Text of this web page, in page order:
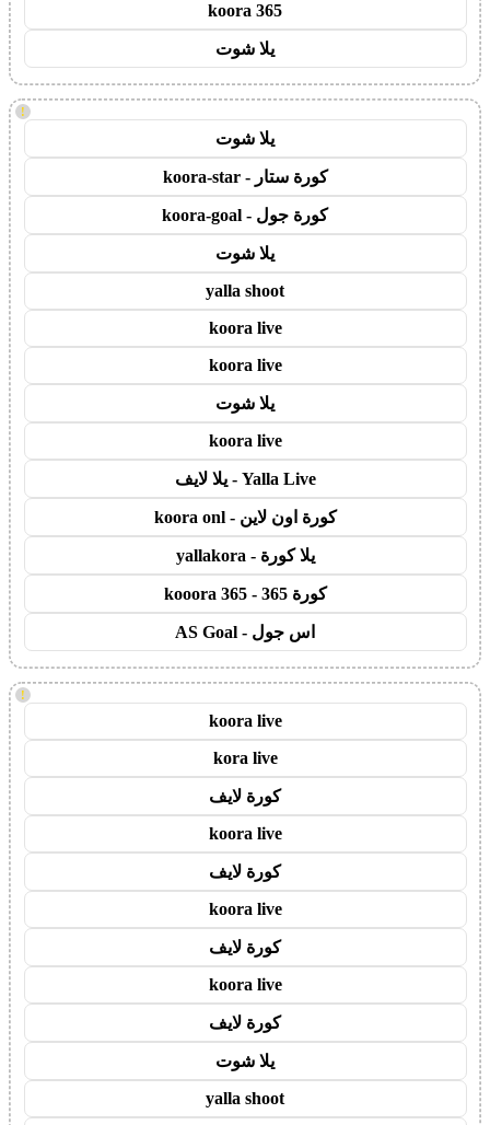
koora 365
يلا شوت
!
يلا شوت
كورة ستار - koora-star
كورة جول - koora-goal
يلا شوت
yalla shoot
koora live
koora live
يلا شوت
koora live
Yalla Live - يلا لايف
كورة اون لاين - koora onl
يلا كورة - yallakora
كورة 365 - kooora 365
اس جول - AS Goal
!
koora live
kora live
كورة لايف
koora live
كورة لايف
koora live
كورة لايف
koora live
كورة لايف
يلا شوت
yalla shoot